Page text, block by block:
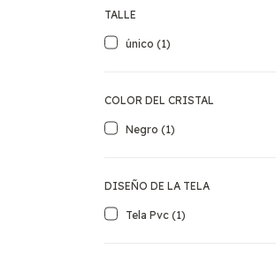
TALLE
único (1)
COLOR DEL CRISTAL
Negro (1)
DISEÑO DE LA TELA
Tela Pvc (1)